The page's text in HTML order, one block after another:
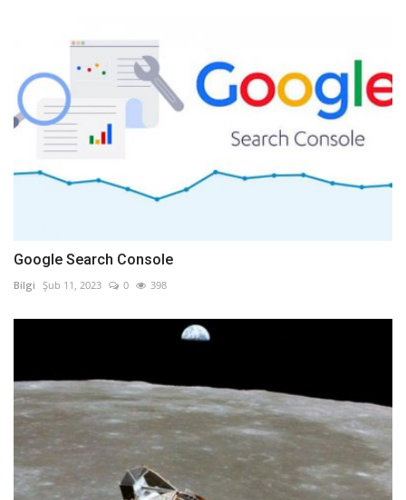
Google Search Console
Bilgi Şub 11, 2023 0 398